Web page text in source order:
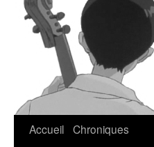
Accueil Chroniques